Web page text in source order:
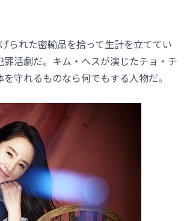
られた密輸品を拾って生計を立ててい
活劇だ。キム・ヘスが演じたチョ・チ
守れるものなら何でもする人物だ。